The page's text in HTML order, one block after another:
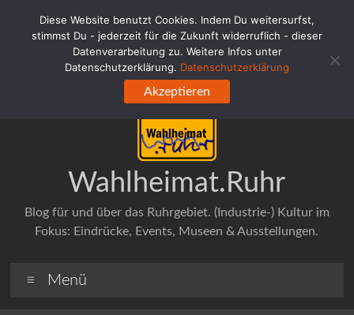
springen
Wahlheimat.Ruhr
Blog für und über das Ruhrgebiet. (Industrie-) Kultur im
Fokus: Eindrücke, Events, Museen & Ausstellungen.
Menü
Diese Website benutzt Cookies. Indem Du weitersurfst,
stimmst Du - jederzeit für die Zukunft widerruflich - dieser
Datenverarbeitung zu. Weitere Infos unter
Datenschutzerklärung. Datenschutzerklärung
Akzeptieren